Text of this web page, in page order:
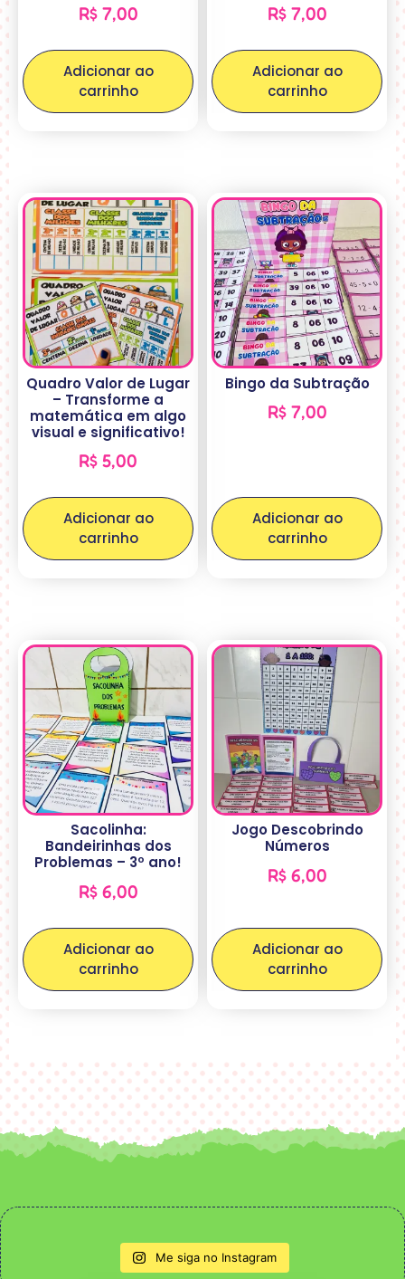
R$7,00
Adicionar ao
carrinho
R$7,00
Adicionar ao
carrinho
Quadro Valor de Lugar
– Transforme a
matemática em algo
visual e significativo!
R$ 5,00
Adicionar ao
carrinho
Bingo da Subtração
R$7,00
Adicionar ao
carrinho
Sacolinha:
Bandeirinhas dos
Problemas – 3º ano!
R$6,00
Adicionar ao
carrinho
Jogo Descobrindo
Números
R$6,00
Adicionar ao
carrinho
Me siga no Instagram